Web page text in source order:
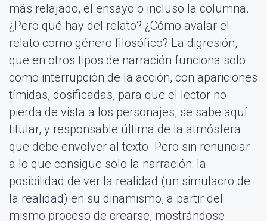
más relajado, el ensayo o incluso la columna.
¿Pero qué hay del relato? ¿Cómo avalar el
relato como género filosófico? La digresión,
que en otros tipos de narración funciona solo
como interrupción de la acción, con apariciones
tímidas, dosificadas, para que el lector no
pierda de vista a los personajes, se sabe aquí
titular, y responsable última de la atmósfera
que debe envolver al texto. Pero sin renunciar
a lo que consigue solo la narración: la
posibilidad de ver la realidad (un simulacro de
la realidad) en su dinamismo, a partir del
mismo proceso de crearse, mostrándose